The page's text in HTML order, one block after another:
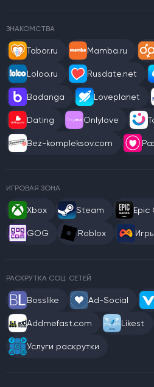
ЗНАКОМСТВА
Tabor.ru Mamba.ru
Loloo.ru Rusdate.net
Badanga Loveplanet
Dating Onlylove
Bez-kompleksov.com
ИГРОВАЯ ЗОНА
Xbox Steam Epic
GOG Roblox
РАСКРУТКА СОЦ. СЕТЕЙ
Bosslike Ad-Social
Addmefast.com Likest
Услуги раскрутки